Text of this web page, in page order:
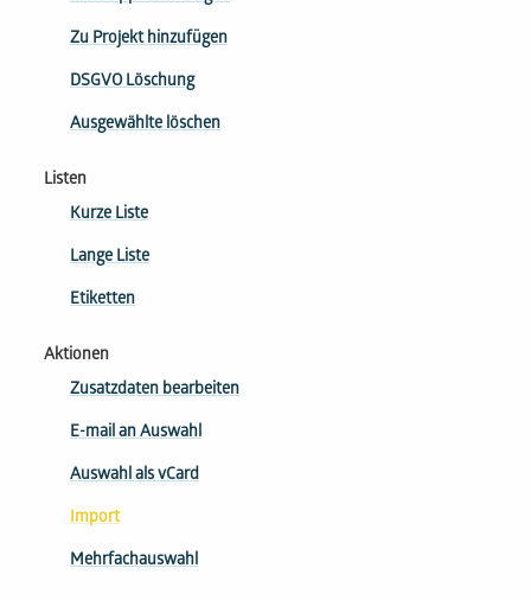
Zu Projekt hinzufügen
DSGVO Löschung
Ausgewählte löschen
Listen
Kurze Liste
Lange Liste
Etiketten
Aktionen
Zusatzdaten bearbeiten
E-mail an Auswahl
Auswahl als vCard
Import
Mehrfachauswahl